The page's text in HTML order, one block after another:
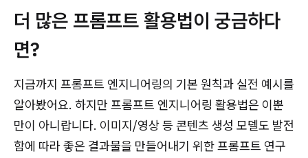
더 많은 프롬프트 활용법이 궁금하다
면?
지금까지 프롬프트 엔지니어링의 기본 원칙과 실전 예시를
알아봤어요. 하지만 프롬프트 엔지니어링 활용법은 이뿐
만이 아니랍니다. 이미지/영상 등 콘텐츠 생성 모델도 발전
함에 따라 좋은 결과물을 만들어내기 위한 프롬프트 연구